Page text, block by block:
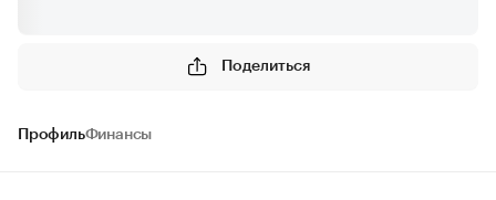
Поделиться
ПрофильФинансы